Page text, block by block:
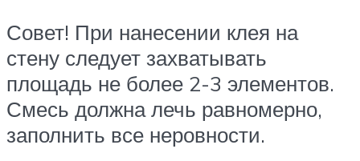
Совет! При нанесении клея на
стену следует захватывать
площадь не более 2-3 элементов.
Смесь должна лечь равномерно,
заполнить все неровности.